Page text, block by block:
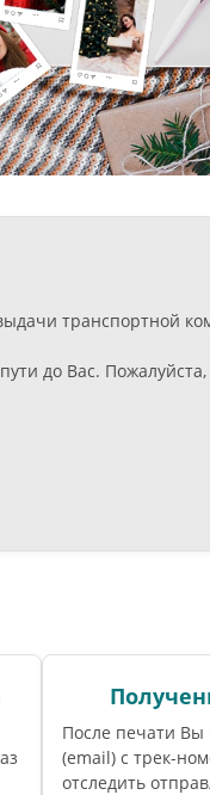
транспортной
до Вас.
После печати Вы
(email) c трек-
отследить